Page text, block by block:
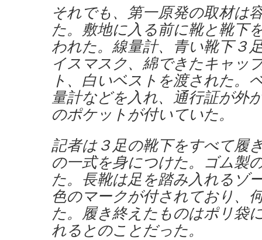
それでも、第一原発の取材は
た。敷地に入る前に靴と靴下
われた。線量計、青い靴下３
イスマスク、綿できたキャッ
ト、白いベストを渡された。
量計などを入れ、通行証が外
のポケットが付いていた。
記者は３足の靴下をすべて履
の一式を身につけた。ゴム製
た。長靴は足を踏み入れるゾ
色のマークが付されており、
た。履き終えたものはポリ袋
れるとのことだった。